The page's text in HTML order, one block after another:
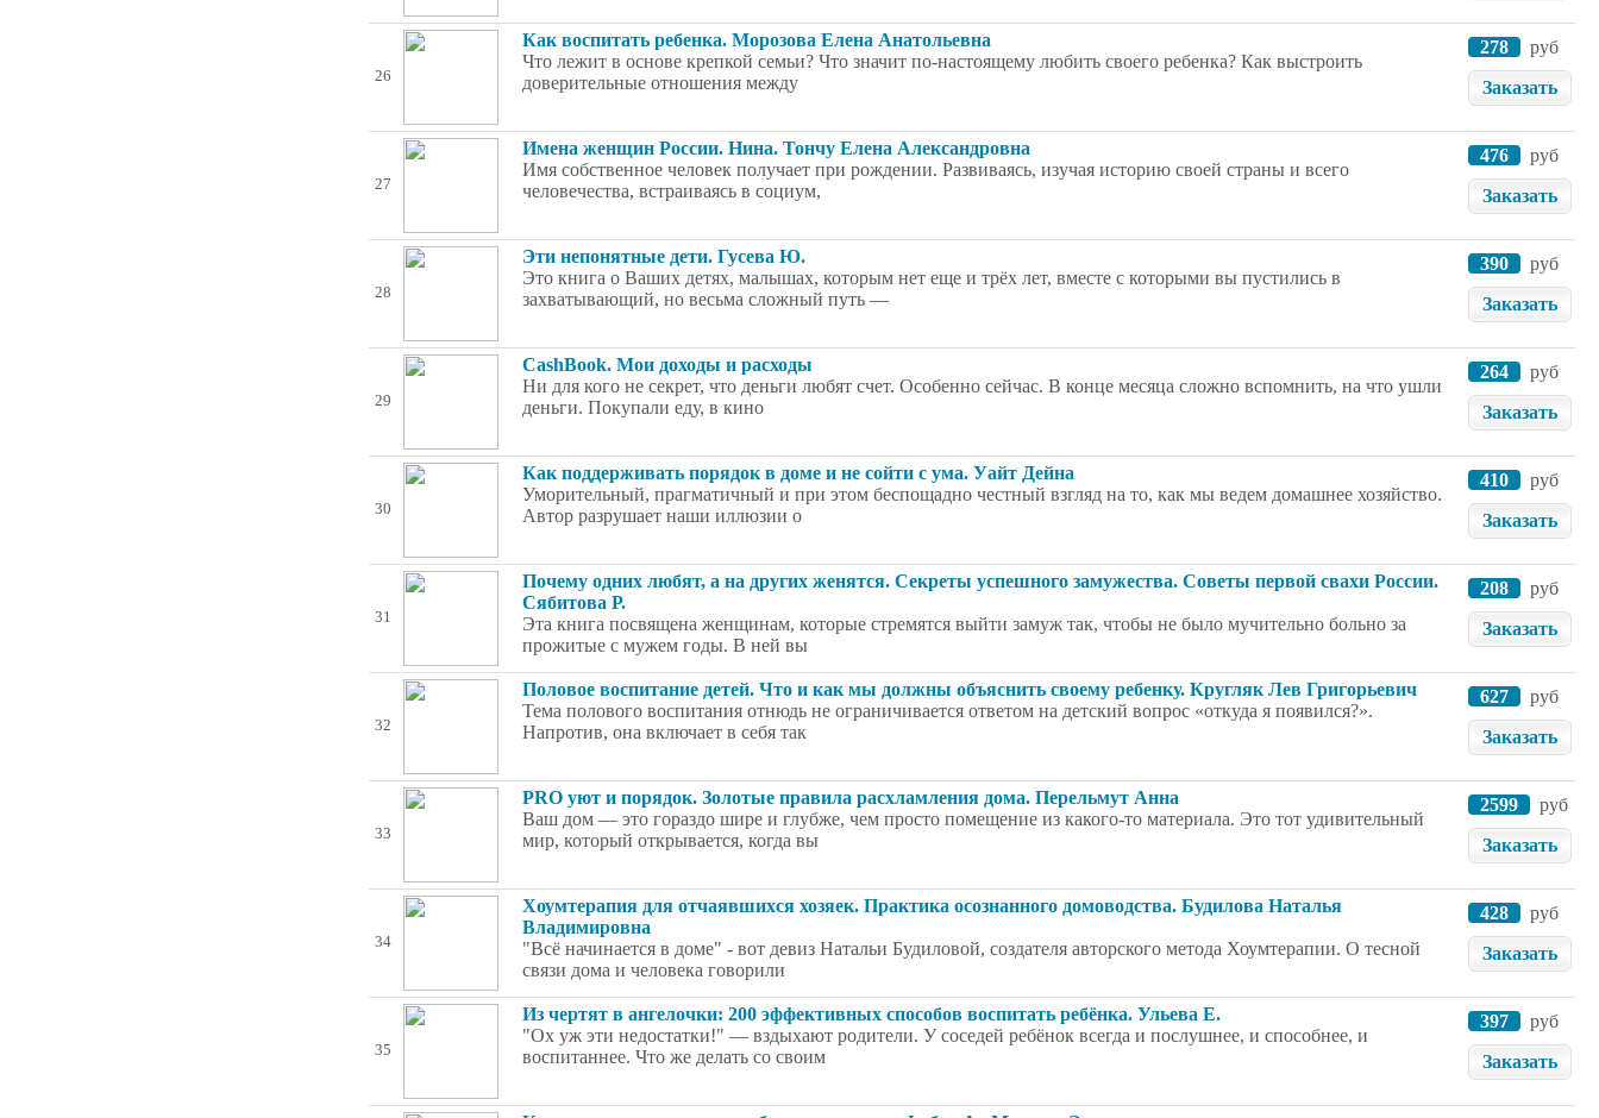
26
Как воспитать ребенка. Морозова Елена Анатольевна
Что лежит в основе крепкой семьи? Что значит по-настоящему любить своего ребенка? Как выстроить
доверительные отношения между
278
руб
Заказать
27
Имена женщин России. Нина. Тончу Елена Александровна
Имя собственное человек получает при рождении. Развиваясь, изучая историю своей страны и всего
человечества, встраиваясь в социум,
476
руб
Заказать
28
Эти непонятные дети. Гусева Ю.
Это книга о Ваших детях, малышах, которым нет еще и трёх лет, вместе с которыми вы пустились в
захватывающий, но весьма сложный путь ––
390
руб
Заказать
29
CashBook. Мои доходы и расходы
Ни для кого не секрет, что деньги любят счет. Особенно сейчас. В конце месяца сложно вспомнить, на что ушли
деньги. Покупали еду, в кино
264
руб
Заказать
30
Как поддерживать порядок в доме и не сойти с ума. Уайт Дейна
Уморительный, прагматичный и при этом беспощадно честный взгляд на то, как мы ведем домашнее хозяйство.
Автор разрушает наши иллюзии о
410
руб
Заказать
31
Почему одних любят, а на других женятся. Секреты успешного замужества. Советы первой свахи России.
Сябитова Р.
Эта книга посвящена женщинам, которые стремятся выйти замуж так, чтобы не было мучительно больно за
прожитые с мужем годы. В ней вы
208
руб
Заказать
32
Половое воспитание детей. Что и как мы должны объяснить своему ребенку. Кругляк Лев Григорьевич
Тема полового воспитания отнюдь не ограничивается ответом на детский вопрос «откуда я появился?».
Напротив, она включает в себя так
627
руб
Заказать
33
PRO уют и порядок. Золотые правила расхламления дома. Перельмут Анна
Ваш дом — это гораздо шире и глубже, чем просто помещение из какого-то материала. Это тот удивительный
мир, который открывается, когда вы
2599
руб
Заказать
34
Хоумтерапия для отчаявшихся хозяек. Практика осознанного домоводства. Будилова Наталья
Владимировна
"Всё начинается в доме" - вот девиз Натальи Будиловой, создателя авторского метода Хоумтерапии. О тесной
связи дома и человека говорили
428
руб
Заказать
35
Из чертят в ангелочки: 200 эффективных способов воспитать ребёнка. Ульева Е.
"Ох уж эти недостатки!" — вздыхают родители. У соседей ребёнок всегда и послушнее, и способнее, и
воспитаннее. Что же делать со своим
397
руб
Заказать